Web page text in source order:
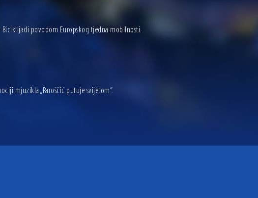
povodom Europskog tjedna mobilnosti.
mjuzikla „Paroščić putuje svijetom“.